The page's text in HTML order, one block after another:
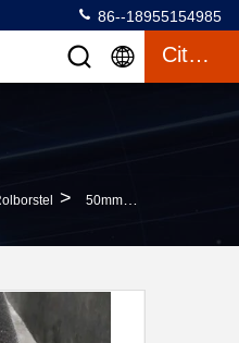
86--18955154985
Citaat
> 50mm Van De Machinederusting Van Het Diameterdraadtrekken De Staalborstelrol